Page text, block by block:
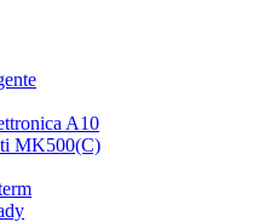
A10
MK500(C)